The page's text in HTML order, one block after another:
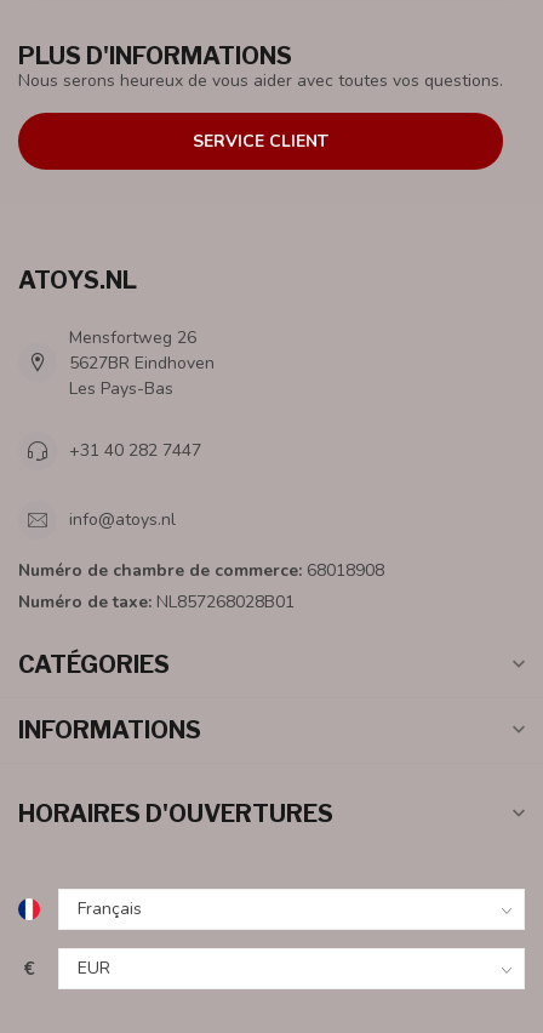
PLUS D'INFORMATIONS
Nous serons heureux de vous aider avec toutes vos questions.
SERVICE CLIENT
ATOYS.NL
Mensfortweg 26
5627BR Eindhoven
Les Pays-Bas
+31 40 282 7447
info@atoys.nl
Numéro de chambre de commerce: 68018908
Numéro de taxe: NL857268028B01
CATÉGORIES
INFORMATIONS
HORAIRES D'OUVERTURES
€